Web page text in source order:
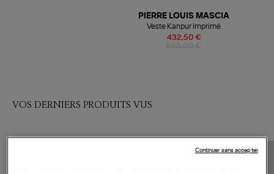
432,50 €
PIERRE LOUIS MASCIA
Veste Kanpur Imprimé
VOS DERNIERS PRODUITS VUS
Continuer sans accepter